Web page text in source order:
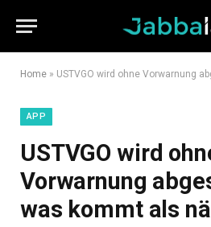
Home » USTVGO wird ohne Vorwarnung
APP
USTVGO wird
Vorwarnung
was kommt als